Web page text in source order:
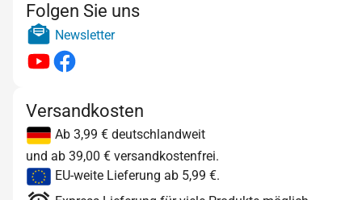
Folgen Sie uns
Newsletter
Versandkosten
Ab 3,99 € deutschlandweit
und ab 39,00 € versandkostenfrei.
EU-weite Lieferung ab 5,99 €.